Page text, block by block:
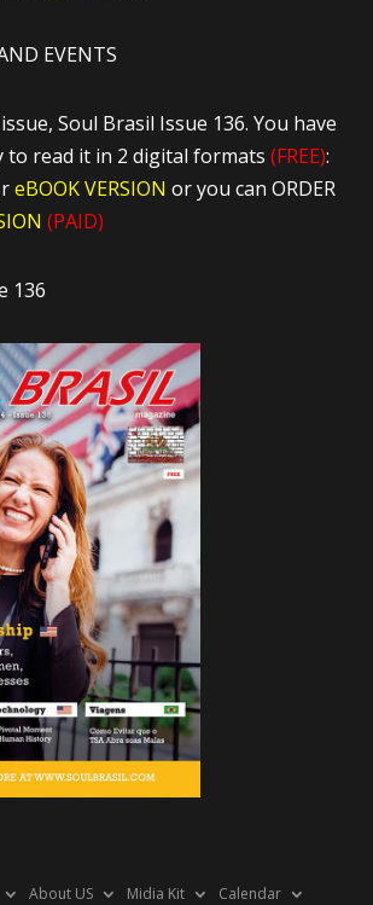
EVENTS
Soul Brasil Issue 136. You have
read it in 2 digital formats(FREE):
eBOOK VERSIONor you can ORDER
(PAID)
136
About US Midia Kit Calendar